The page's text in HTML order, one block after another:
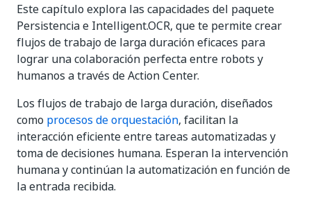
Este capítulo explora las capacidades del paquete
Persistencia e Intelligent.OCR, que te permite crear
flujos de trabajo de larga duración eficaces para
lograr una colaboración perfecta entre robots y
humanos a través de Action Center.
Los flujos de trabajo de larga duración, diseñados
como procesos de orquestación, facilitan la
interacción eficiente entre tareas automatizadas y
toma de decisiones humana. Esperan la intervención
humana y continúan la automatización en función de
la entrada recibida.